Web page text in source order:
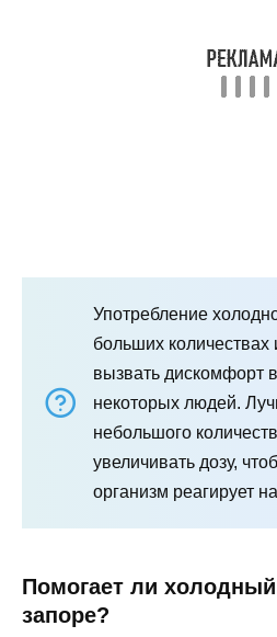
Употребление
больших
вызвать дискомфорт
некоторых людей.
небольшого
увеличивать дозу,
организм реагирует
Помогает ли
запоре?